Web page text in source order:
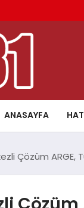
ANASAYFA
Çözüm ARGE,